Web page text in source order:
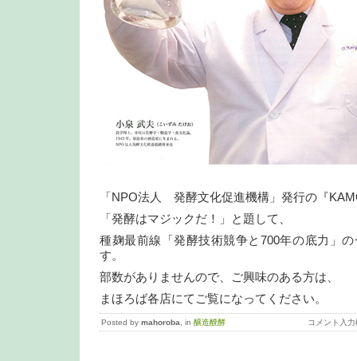
「NPO法人 発酵文化促進機構」発行の『
「発酵はマジックだ！」と題して、
種麹最前線「発酵技術競争と700年の底力」
す。
部数がありませんので、ご興味のある方は、
まほろば各店にてご覧になってください。
Posted by mahoroba , in 醸造醗酵 コメント入力